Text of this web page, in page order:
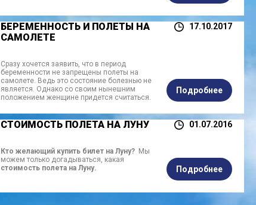
БЕРЕМЕННОСТЬ И ПОЛЕТЫ НА
САМОЛЕТЕ
17.10.2017
Сразу хочется заявить, что в период
беременности не запрещены полеты на
самолете. Ведь это состояние болезнью не
является. Однако со своим нынешним
положением женщине придется считаться.
Подробнее
СТОИМОСТЬ ПОЛЕТА НА ЛУНУ 01.07.2016
Кто желающий купить билет на Луну? Мы
можем только догадываться, какая
стоимость полета на Луну.
Подробнее